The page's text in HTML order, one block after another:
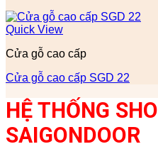
Quick View
Cửa gỗ cao cấp
Cửa gỗ cao cấp SGD 22
HỆ THỐNG
SAIGONDOOR